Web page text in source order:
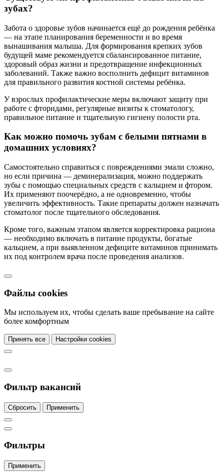
зубах?
Забота о здоровье зубов начинается ещё до рождения ребёнка
— на этапе планирования беременности и во время
вынашивания малыша. Для формирования крепких зубов
будущей маме рекомендуется сбалансированное питание,
здоровый образ жизни и предотвращение инфекционных
заболеваний. Также важно восполнить дефицит витаминов
для правильного развития костной системы ребёнка.
У взрослых профилактические меры включают защиту при
работе с фторидами, регулярные визиты к стоматологу,
правильное питание и тщательную гигиену полости рта.
Как можно помочь зубам с белыми пятнами в
домашних условиях?
Самостоятельно справиться с повреждениями эмали сложно,
но если причина — деминерализация, можно поддержать
зубы с помощью специальных средств с кальцием и фтором.
Их применяют поочерёдно, а не одновременно, чтобы
увеличить эффективность. Такие препараты должен назначать
стоматолог после тщательного обследования.
Кроме того, важным этапом является корректировка рациона
— необходимо включать в питание продукты, богатые
кальцием, а при выявленном дефиците витаминов принимать
их под контролем врача после проведения анализов.
Файлы cookies
Мы используем их, чтобы сделать ваше пребывание на сайте
более комфортным
Принять все Настройки cookies
Фильтр вакансий
Сбросить Применить
Фильтры
Применить